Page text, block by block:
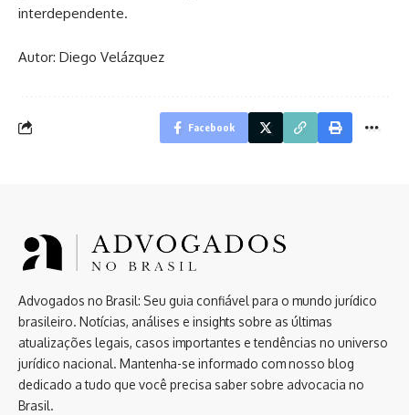
interdependente.
Autor: Diego Velázquez
Facebook
Advogados no Brasil: Seu guia confiável para o mundo jurídico
brasileiro. Notícias, análises e insights sobre as últimas
atualizações legais, casos importantes e tendências no universo
jurídico nacional. Mantenha-se informado com nosso blog
dedicado a tudo que você precisa saber sobre advocacia no
Brasil.